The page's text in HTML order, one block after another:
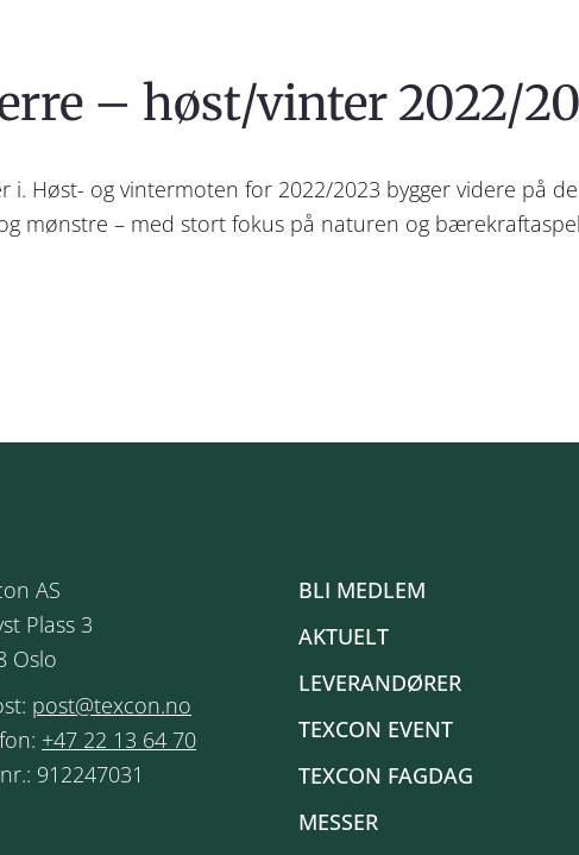
– høst/vinter 2022/
i. Høst- og vintermoten for 2022/2023 bygger videre på
mønstre – med stort fokus på naturen og
AS
Plass 3
Oslo
post@texcon.no
+47 22 13 64 70
912247031
BLI MEDLEM
AKTUELT
LEVERANDØRER
TEXCON EVENT
TEXCON FAGDAG
MESSER